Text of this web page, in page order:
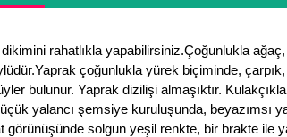
rahatlıkla yapabilirsiniz.Çoğunlukla
çoğunlukla yürek biçiminde,
bulunur. Yaprak dizilişi almaşıktır.
yalancı şemsiye kuruluşunda, beyazımsı
solgun yeşil renkte, bir brakte ile